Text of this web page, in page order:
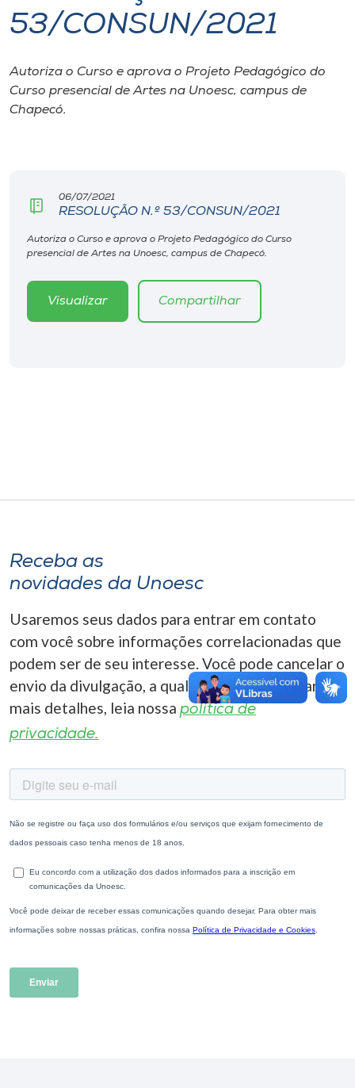
I.nova
Diplomados
Rádio
A+
53/CONSUN/2021
Autoriza o Curso e aprova o Projeto Pedagógico do
Curso presencial de Artes na Unoesc, campus de
Chapecó.
06/07/2021
RESOLUÇÃO N.º 53/CONSUN/2021
Autoriza o Curso e aprova o Projeto Pedagógico do Curso
presencial de Artes na Unoesc, campus de Chapecó.
Visualizar Compartilhar
Receba as
novidades da Unoesc
Usaremos seus dados para entrar em contato
com você sobre informações correlacionadas que
podem ser de seu interesse. Você pode cancelar o
envio da divulgação, a qualquer momento. Para
mais detalhes, leia nossa política de
privacidade.